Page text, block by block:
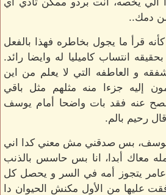
من دمك..
قرأ ما يجول بخاطره فهذا بالفعل
انتساب كاميليا له وايضا رائد.
و العاطفه التي لا يعلم من اين
إليه جزءا منه مثلهم مثل باقي
عنه فقد بات واضحا أمام يوسف
رحيم بالم.
يوسف، بس صدقني مش معني كدا اني
معاك أبدا، انا بس حاسس بالذنب
يتجوز أمه في السر و يحصل كل
عليها من الأول مكنش الحيوان دا